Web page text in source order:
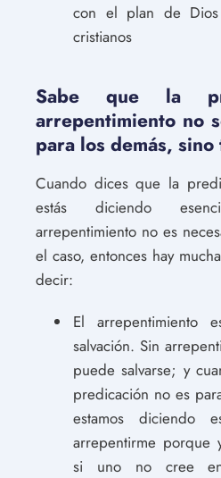
con el plan de Dios
cristianos
Sabe que la
arrepentimiento no
para los demás,
Cuando dices que la
estás diciendo
arrepentimiento no es
el caso, entonces hay
decir:
El arrepentimiento
salvación. Sin
puede salvarse; y
predicación no es
estamos diciendo
arrepentirme porque
si uno no cree